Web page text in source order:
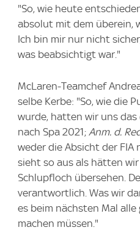
"So, wie heute
absolut mit dem überein,
Ich bin mir nur nicht
was beabsichtigt war."
McLaren-Teamchef
selbe Kerbe: "So, wie die
wurde, hatten wir uns
nach Spa 2021; Anm. d.
weder die Absicht der FIA
sieht so aus als hätten
Schlupfloch übersehen.
verantwortlich. Was wir
es beim nächsten Mal alle
machen müssen."